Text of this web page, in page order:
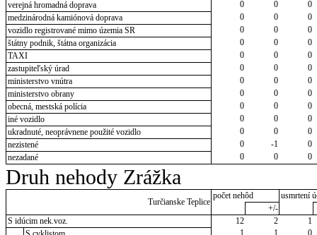
verejná hromadná doprava
0 0
0
medzinárodná kamiónová doprava
0 0
0
vozidlo registrované mimo územia SR
0 0
0
štátny podnik, štátna organizácia
0 0
0
TAXI
0 0
0
zastupiteľský úrad
0 0
0
ministerstvo vnútra
0 0
0
ministerstvo obrany
0 0
0
obecná, mestská polícia
0 0
0
iné vozidlo
0 0
0
ukradnuté, neoprávnene použité vozidlo
0 0
0
nezistené
0 -1
0
nezadané
0 0 0
Druh nehody Zrážka
Turčianske Teplice
počet nehôd
usmrtení
+/-
S idúcim nek.voz.
12 2
1